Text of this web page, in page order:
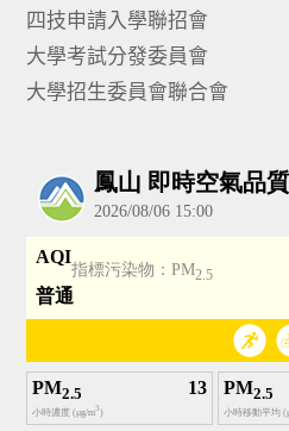
四技申請入學聯招會
大學考試分發委員會
大學招生委員會聯合會